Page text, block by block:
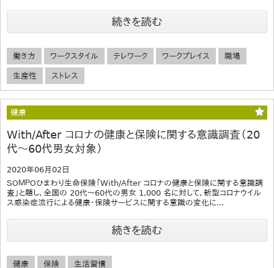
続きを読む
働き方 ワークスタイル テレワーク ワークプレイス 職場
生産性 ストレス
健康
With/After コロナの健康と保険に関する意識調査（20
代～60代男女対象）
2020年06月02日
ＳＯＭＰＯひまわり生命保険「With/After コロナの健康と保険に関する意識調
査」と題し、全国の 20代～60代の男女 1,000 名に対して、新型コロナウイル
ス感染症流行による健康・保険サービスに関する意識の変化に...
続きを読む
健康 保険 生活習慣